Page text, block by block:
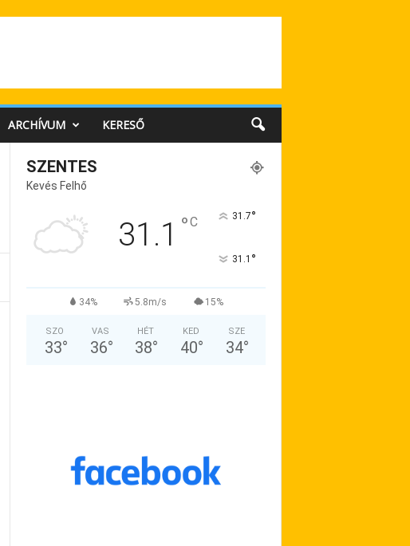
ARCHÍVUM KERESŐ
SZENTES
Kevés Felhő
31.1 °C 31.7°
31.1 °
34% 5.8m/s 15%
SZO
33°
VAS
36°
HÉT
38°
KED
40°
SZE
34°